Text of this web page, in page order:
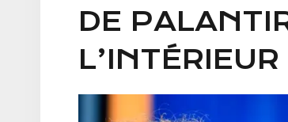
DE
L’INTÉRIEUR